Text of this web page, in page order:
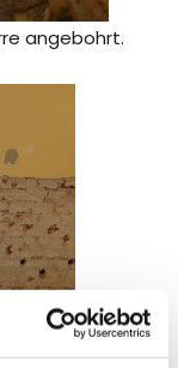
angebohrt.